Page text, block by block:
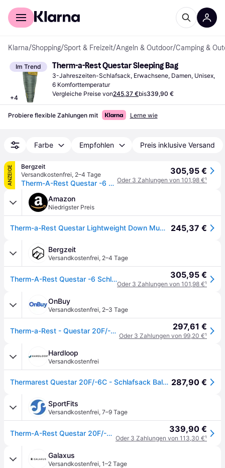
Für Shopper
Klarna/Shopping/Sport & Freizeit/Angeln & Outdoor/Camping &
Im Trend
+4
Therm-a-Rest Questar Sleeping Bag
3-Jahreszeiten-Schlafsack, Erwachsene, Damen, Unisex,
6 Komforttemperatur
Vergleiche Preise von245,37 €bis339,90 €
Probiere flexible Zahlungen mit Lerne wie
Farbe Empfohlen Preis inklusive Versand
ANZEIGE
Bergzeit
Versandkostenfrei, 2–4 Tage
Therm-A-Rest Questar -6 Schlafsack
305,95 €
Oder 3 Zahlungen von 101,98 €¹
Amazon
Niedrigster Preis
Therm-a-Rest Questar Lightweight Down Mummy Sleeping Bag Leichter Mumienschlafsack aus Daunen, Balsam, Regular, 20-Degree 245,37 €
Bergzeit
Versandkostenfrei, 2–4 Tage
Therm-A-Rest Questar -6 Schlafsack 305,95 €
Oder 3 Zahlungen von 101,98 €¹
OnBuy
Versandkostenfrei, 2–3 Tage
Therm-a-Rest - Questar 20F/-6C - Balsam - Schlafsack - R 297,61 €
Oder 3 Zahlungen von 99,20 €¹
Hardloop
Versandkostenfrei
Thermarest Questar 20F/-6C - Schlafsack Balsam Regular 287,90 €
SportFits
Versandkostenfrei, 7–9 Tage
Therm-A-Rest Questar 20F/-6C Sleeping Bag balsam Regular 339,90 €
Oder 3 Zahlungen von 113,30 €¹
Galaxus
Versandkostenfrei, 1–2 Tage